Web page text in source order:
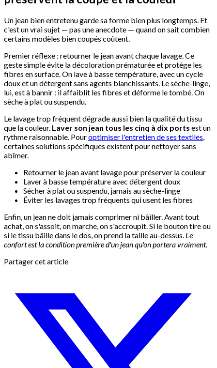
Un jean bien entretenu garde sa forme bien plus longtemps. Et
c'est un vrai sujet — pas une anecdote — quand on sait combien
certains modèles bien coupés coûtent.
Premier réflexe : retourner le jean avant chaque lavage. Ce
geste simple évite la décoloration prématurée et protège les
fibres en surface. On lave à basse température, avec un cycle
doux et un détergent sans agents blanchissants. Le sèche-linge,
lui, est à bannir : il affaiblit les fibres et déforme le tombé. On
sèche à plat ou suspendu.
Le lavage trop fréquent dégrade aussi bien la qualité du tissu
que la couleur. Laver son jean tous les cinq à dix ports est un
rythme raisonnable. Pouroptimiser l'entretien de ses textiles,
certaines solutions spécifiques existent pour nettoyer sans
abîmer.
Retourner le jean avant lavage pour préserver la couleur
Laver à basse température avec détergent doux
Sécher à plat ou suspendu, jamais au sèche-linge
Éviter les lavages trop fréquents qui usent les fibres
Enfin, un jean ne doit jamais comprimer ni bâiller. Avant tout
achat, on s'assoit, on marche, on s'accroupit. Si le bouton tire ou
si le tissu bâille dans le dos, on prend la taille au-dessus. Le
confort est la condition première d'un jean qu'on portera vraiment.
Partager cet article